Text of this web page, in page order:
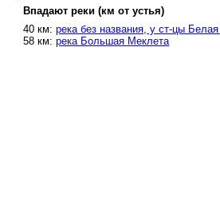
Впадают реки (км от устья)
40 км:река без названия, у ст-цы
58 км:река Большая Меклета